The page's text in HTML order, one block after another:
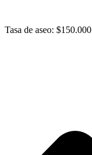
Tasa de aseo: $150.000